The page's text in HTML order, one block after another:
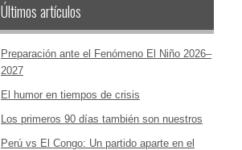
Últimos artículos
Preparación ante el Fenómeno El Niño 2026–
2027
El humor en tiempos de crisis
Los primeros 90 días también son nuestros
Perú vs El Congo: Un partido aparte en el